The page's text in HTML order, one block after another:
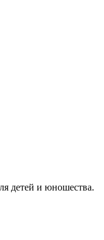
детей и юношества.